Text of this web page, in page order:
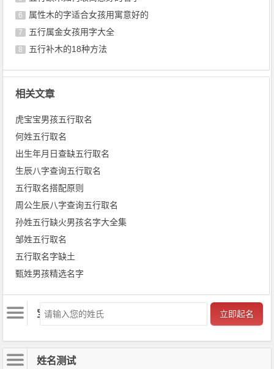
6 属性木的字适合女孩用寓意好的
7 五行属金女孩用字大全
8 五行补木的18种方法
相关文章
虎宝宝男孩五行取名
何姓五行取名
出生年月日查缺五行取名
生辰八字查询五行取名
五行取名搭配原则
周公生辰八字查询五行取名
孙姓五行缺火男孩名字大全集
邹姓五行取名
五行取名字缺土
甄姓男孩精选名字
文章导航宝宝起名 立即起名
姓名测试